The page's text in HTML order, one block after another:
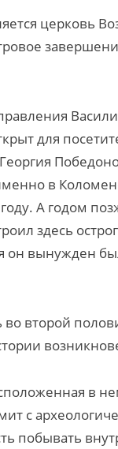
церковь
для
в
А годом
здесь
он вынужден
второй
в
с
побывать